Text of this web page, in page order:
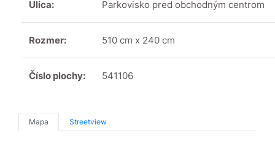
Ulica: Parkovisko pred obchodným centrom
Rozmer: 510 cm x 240 cm
Číslo plochy: 541106
Mapa Streetview